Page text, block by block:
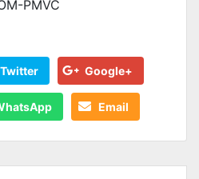
PMVC
Twitter Google+
Email